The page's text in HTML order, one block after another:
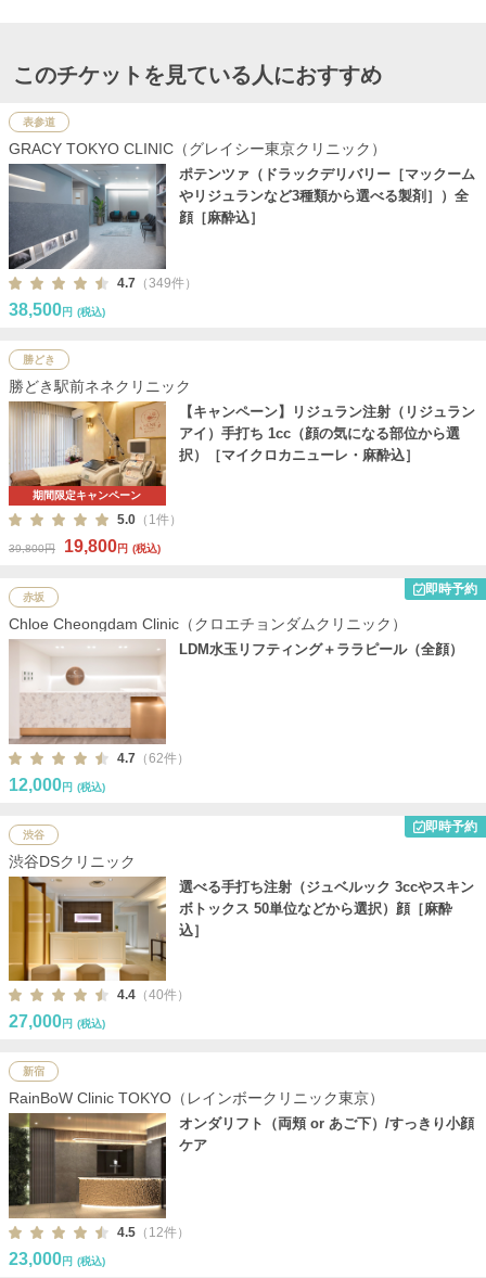
このチケットを見ている人におすすめ
表参道
GRACY TOKYO CLINIC（グレイシー東京クリニック）
ポテンツァ（ドラックデリバリー［マックーム
やリジュランなど3種類から選べる製剤］）全
顔［麻酔込］
4.7 （349件）
38,500円 (税込)
勝どき
勝どき駅前ネネクリニック
期間限定キャンペーン
【キャンペーン】リジュラン注射（リジュラン
アイ）手打ち 1cc（顔の気になる部位から選
択）［マイクロカニューレ・麻酔込］
5.0 （1件）
39,800円 19,800円 (税込)
赤坂
即時予約
Chloe Cheongdam Clinic（クロエチョンダムクリニック）
LDM水玉リフティング＋ララピール（全顔）
4.7 （62件）
12,000円 (税込)
渋谷
即時予約
渋谷DSクリニック
選べる手打ち注射（ジュベルック 3ccやスキン
ボトックス 50単位などから選択）顔［麻酔
込］
4.4 （40件）
27,000円 (税込)
新宿
RainBoW Clinic TOKYO（レインボークリニック東京）
オンダリフト（両頬 or あご下）/すっきり小顔
ケア
4.5 （12件）
23,000円 (税込)